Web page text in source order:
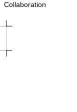
Collaboration